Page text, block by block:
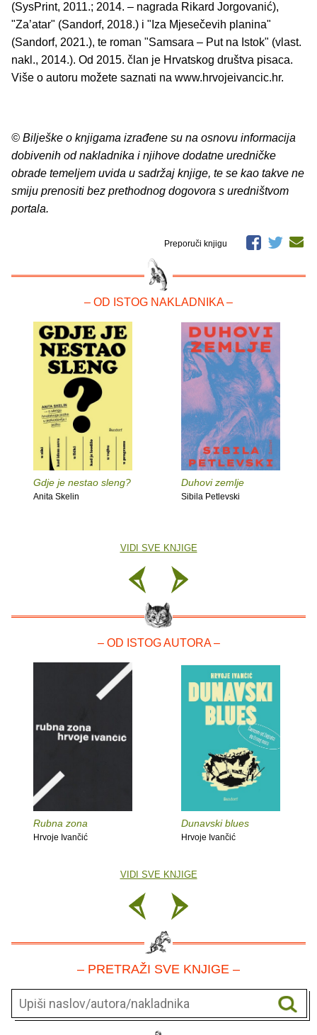
(SysPrint, 2011.; 2014. – nagrada Rikard Jorgovanić),
"Za’atar" (Sandorf, 2018.) i "Iza Mjesečevih planina"
(Sandorf, 2021.), te roman "Samsara – Put na Istok" (vlast.
nakl., 2014.). Od 2015. član je Hrvatskog društva pisaca.
Više o autoru možete saznati na www.hrvojeivancic.hr.
© Bilješke o knjigama izrađene su na osnovu informacija
dobivenih od nakladnika i njihove dodatne uredničke
obrade temeljem uvida u sadržaj knjige, te se kao takve ne
smiju prenositi bez prethodnog dogovora s uredništvom
portala.
Preporuči knjigu
– OD ISTOG NAKLADNIKA –
Gdje je nestao sleng?
Anita Skelin
Duhovi zemlje
Sibila Petlevski
VIDI SVE KNJIGE
– OD ISTOG AUTORA –
Rubna zona
Hrvoje Ivančić
Dunavski blues
Hrvoje Ivančić
VIDI SVE KNJIGE
– PRETRAŽI SVE KNJIGE –